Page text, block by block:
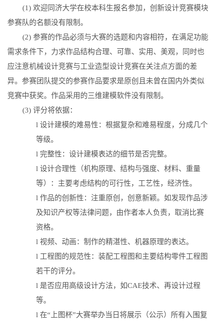
(1) 欢迎同济大学在校本科生报名参加，创新设计竞赛模块
参赛队的名额没有限制。
(2) 参赛的作品必须与大赛的选题和内容相符，在满足功能
需求条件下，力求作品结构合理、可靠、实用、美观，同时也
应注意机械设计竞赛与工业造型设计竞赛在关注点方面的差
异。参赛团队提交的参赛作品要求是原创且未曾在国内外类似
竞赛中获奖。作品采用的三维建模软件没有限制。
(3) 评分将依据：
l 设计建模的难易性：根据复杂和难易程度，分成几个
等级。
l 完整性：设计建模表达的细节是否完整。
l 设计合理性（机构原理、结构与强度、材料、重量
等）：主要考虑结构的可行性，工艺性，经济性。
l 作品的创新性：注重原创，创意新颖。如发现作品涉
及知识产权等法律问题，由作者本人负责，取消比赛
资格。
l 视频、动画：制作的精湛性、机器原理的表达。
l 工程图的规范性：装配工程图和主要结构零件工程图
若干的评分。
l 是否应用高级设计方法，如CAE技术、再设计过程
等。
l 在“上图杯”大赛举办当日将展示（公示）所有入围复